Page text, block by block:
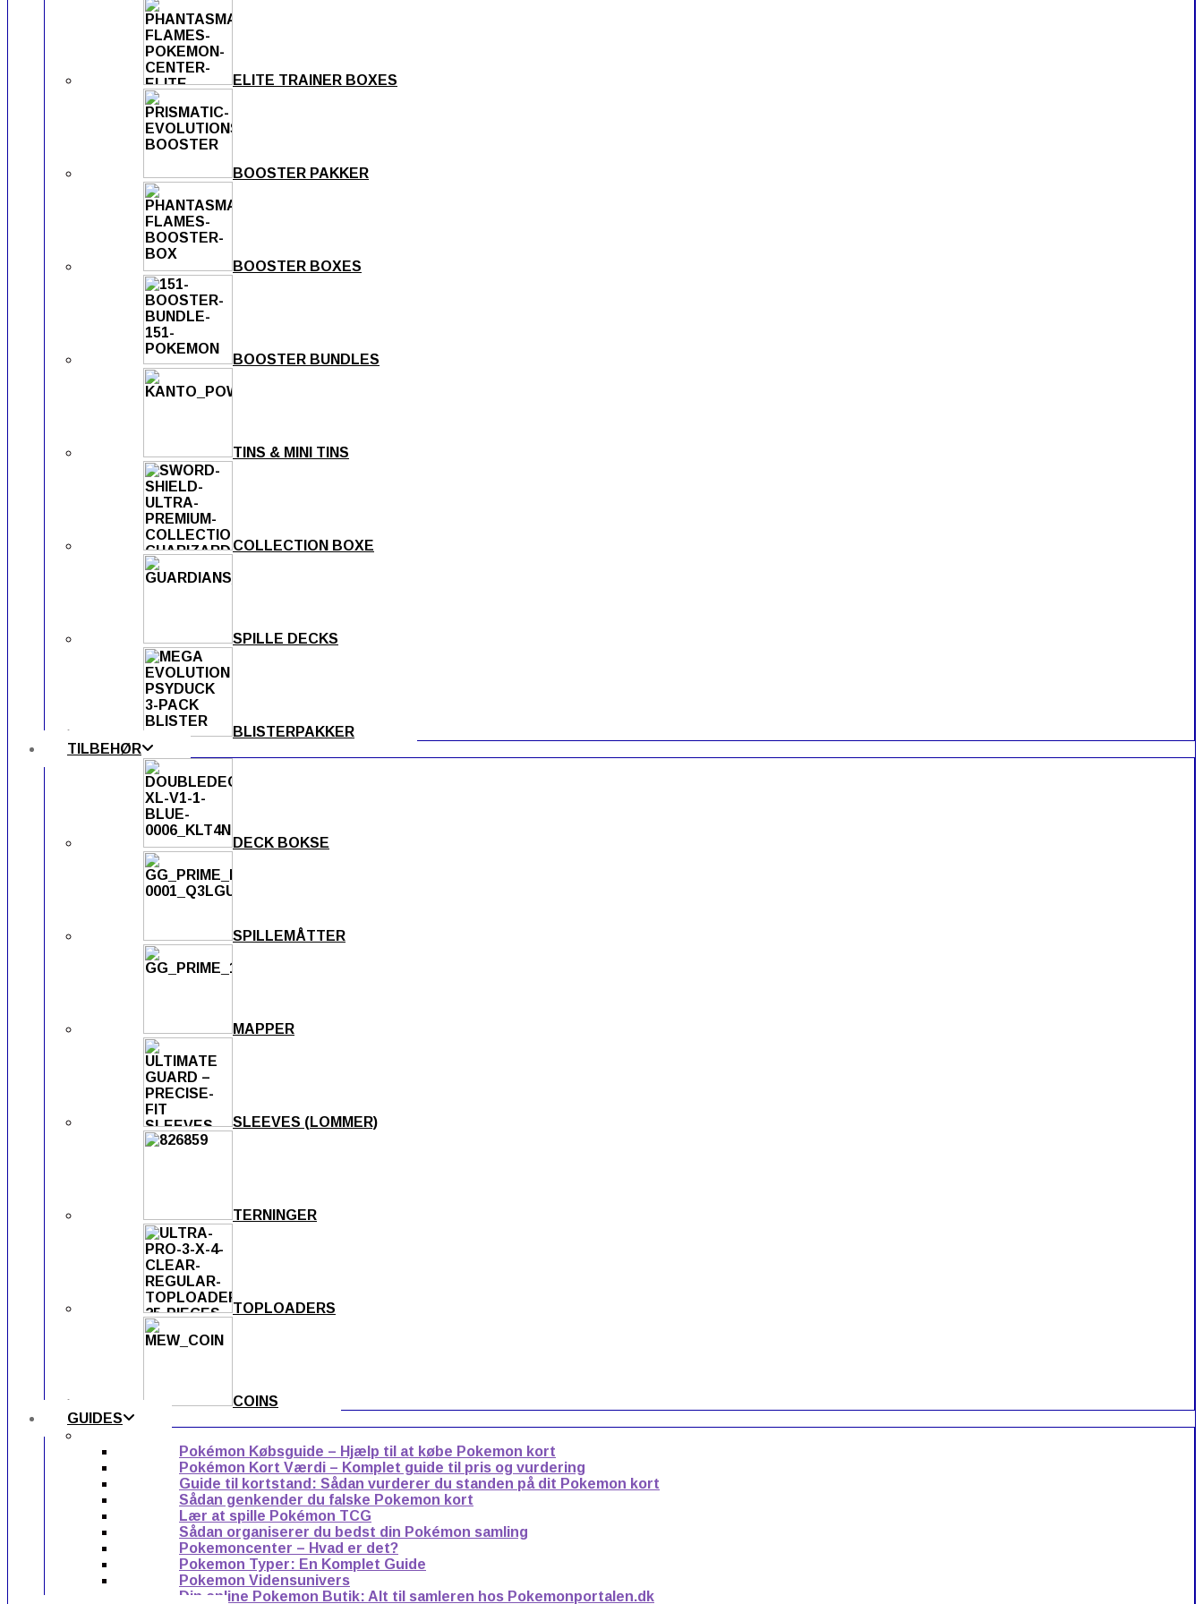
ELITE TRAINER BOXES
BOOSTER PAKKER
BOOSTER BOXES
BOOSTER BUNDLES
TINS & MINI TINS
COLLECTION BOXE
SPILLE DECKS
BLISTERPAKKER
TILBEHØR
DECK BOKSE
SPILLEMÅTTER
MAPPER
SLEEVES (LOMMER)
TERNINGER
TOPLOADERS
COINS
GUIDES
Pokémon Købsguide – Hjælp til at købe Pokemon kort
Pokémon Kort Værdi – Komplet guide til pris og vurdering
Guide til kortstand: Sådan vurderer du standen på dit Pokemon kort
Sådan genkender du falske Pokemon kort
Lær at spille Pokémon TCG
Sådan organiserer du bedst din Pokémon samling
Pokemoncenter – Hvad er det?
Pokemon Typer: En Komplet Guide
Pokemon Vidensunivers
Din online Pokemon Butik: Alt til samleren hos Pokemonportalen.dk